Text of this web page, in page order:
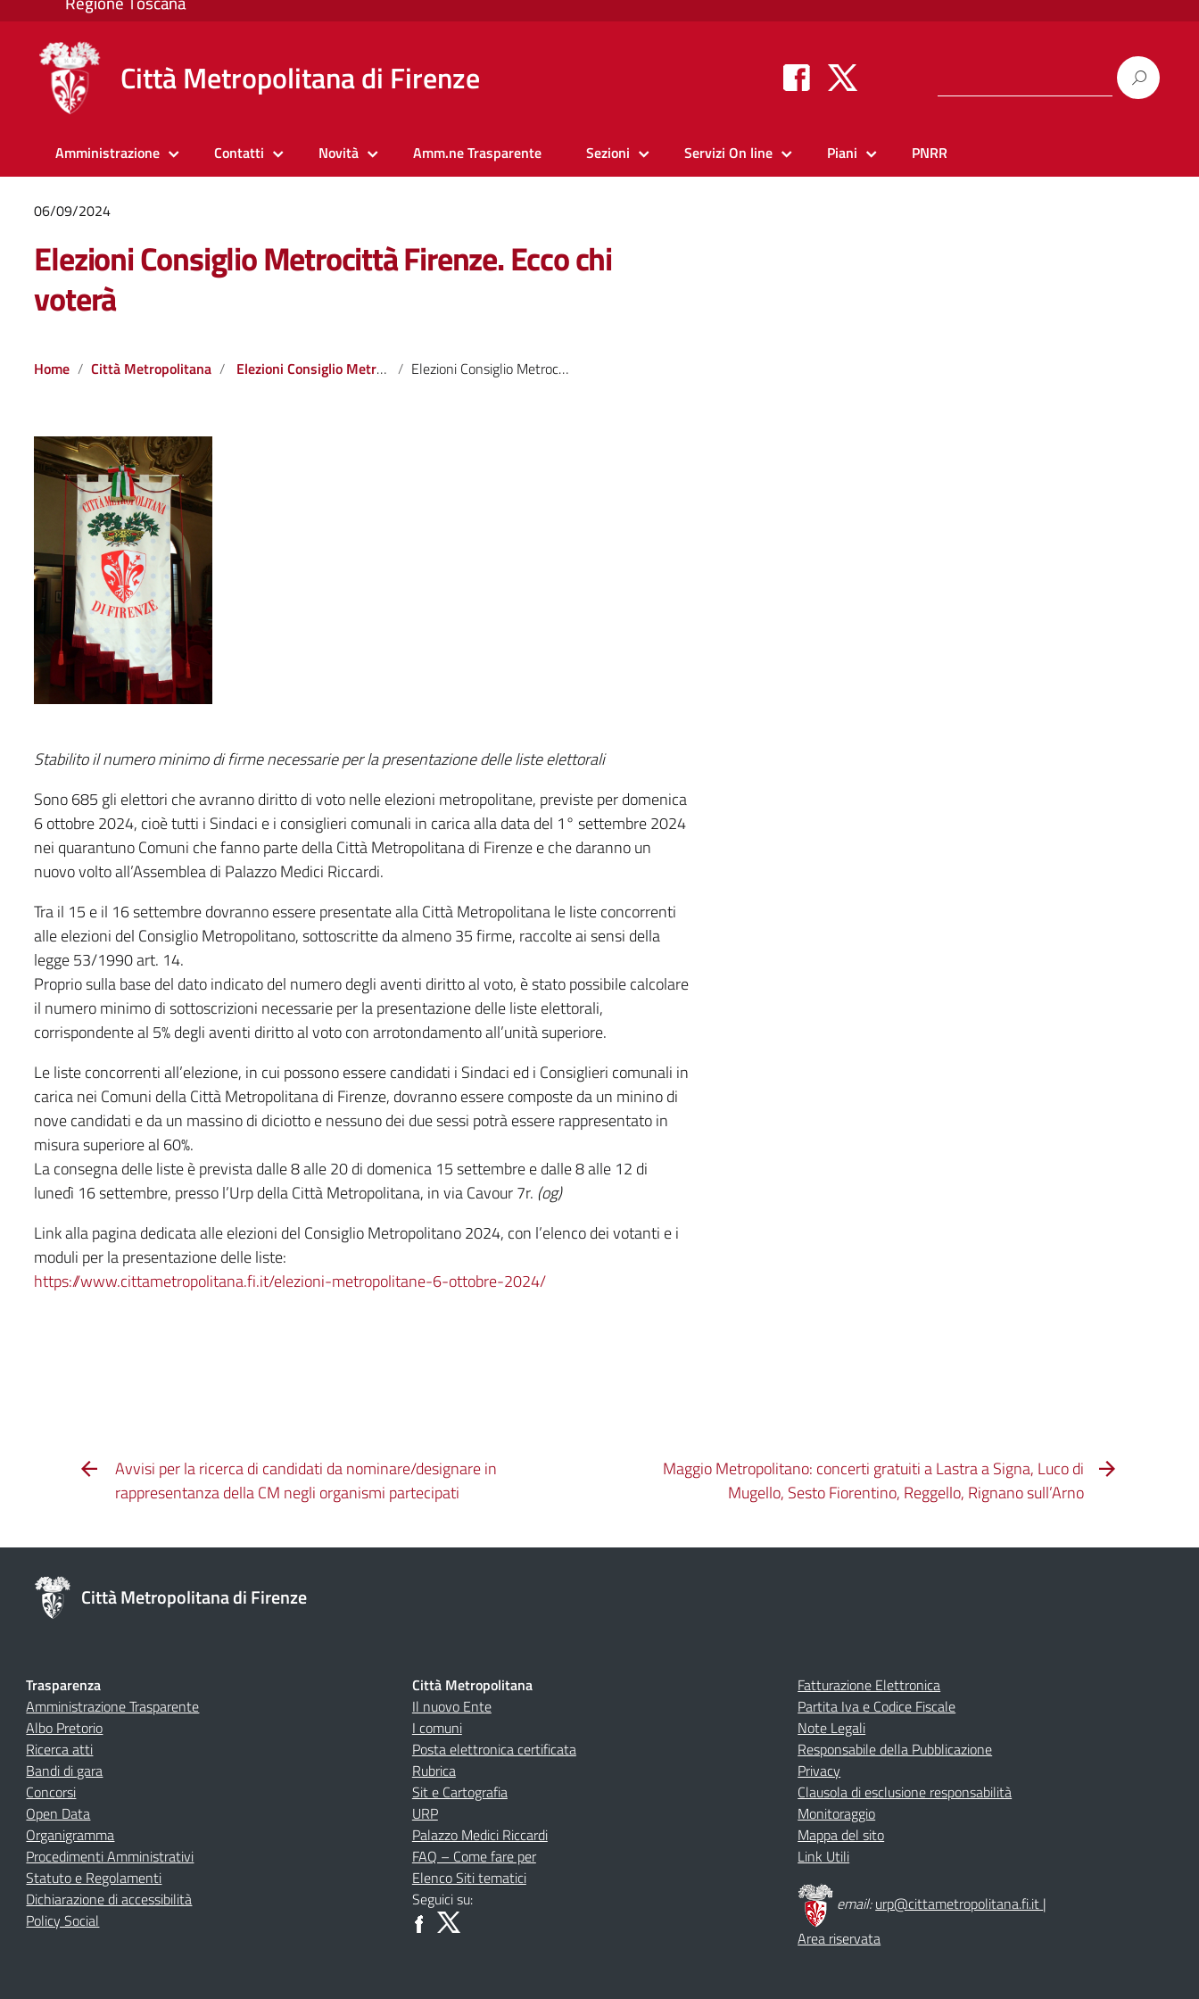
Città Metropolitana di Firenze
Amministrazione Contatti Novità Amm.ne Trasparente Sezioni Servizi On line Piani PNRR
06/09/2024
Elezioni Consiglio Metrocittà Firenze. Ecco chi
voterà
Home Città Metropolitana Elezioni Consiglio Metropolitano Elezioni Consiglio Metrocittà Firenze. Ecco chi voterà
Stabilito il numero minimo di firme necessarie per la presentazione delle liste elettorali
Sono 685 gli elettori che avranno diritto di voto nelle elezioni metropolitane, previste per domenica
6 ottobre 2024, cioè tutti i Sindaci e i consiglieri comunali in carica alla data del 1° settembre 2024
nei quarantuno Comuni che fanno parte della Città Metropolitana di Firenze e che daranno un
nuovo volto all’Assemblea di Palazzo Medici Riccardi.
Tra il 15 e il 16 settembre dovranno essere presentate alla Città Metropolitana le liste concorrenti
alle elezioni del Consiglio Metropolitano, sottoscritte da almeno 35 firme, raccolte ai sensi della
legge 53/1990 art. 14.
Proprio sulla base del dato indicato del numero degli aventi diritto al voto, è stato possibile calcolare
il numero minimo di sottoscrizioni necessarie per la presentazione delle liste elettorali,
corrispondente al 5% degli aventi diritto al voto con arrotondamento all’unità superiore.
Le liste concorrenti all’elezione, in cui possono essere candidati i Sindaci ed i Consiglieri comunali in
carica nei Comuni della Città Metropolitana di Firenze, dovranno essere composte da un minino di
nove candidati e da un massino di diciotto e nessuno dei due sessi potrà essere rappresentato in
misura superiore al 60%.
La consegna delle liste è prevista dalle 8 alle 20 di domenica 15 settembre e dalle 8 alle 12 di
lunedì 16 settembre, presso l’Urp della Città Metropolitana, in via Cavour 7r. (og)
Link alla pagina dedicata alle elezioni del Consiglio Metropolitano 2024, con l’elenco dei votanti e i
moduli per la presentazione delle liste:
https://www.cittametropolitana.fi.it/elezioni-metropolitane-6-ottobre-2024/
Avvisi per la ricerca di candidati da nominare/designare in
rappresentanza della CM negli organismi partecipati
Maggio Metropolitano: concerti gratuiti a Lastra a Signa, Luco di
Mugello, Sesto Fiorentino, Reggello, Rignano sull’Arno
Città Metropolitana di Firenze
Trasparenza
Amministrazione Trasparente
Albo Pretorio
Ricerca atti
Bandi di gara
Concorsi
Open Data
Organigramma
Procedimenti Amministrativi
Statuto e Regolamenti
Dichiarazione di accessibilità
Policy Social
Città Metropolitana
Il nuovo Ente
I comuni
Posta elettronica certificata
Rubrica
Sit e Cartografia
URP
Palazzo Medici Riccardi
FAQ – Come fare per
Elenco Siti tematici
Seguici su:
Fatturazione Elettronica
Partita Iva e Codice Fiscale
Note Legali
Responsabile della Pubblicazione
Privacy
Clausola di esclusione responsabilità
Monitoraggio
Mappa del sito
Link Utili
email:urp@cittametropolitana.fi.it |
Area riservata